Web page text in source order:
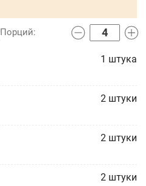
1 штука
2 штуки
2 штуки
2 штуки